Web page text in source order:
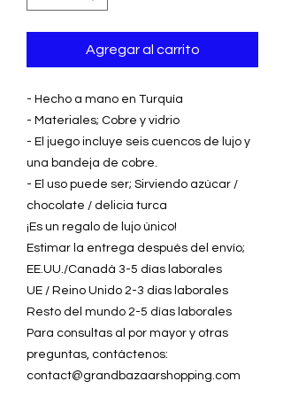
Agregar al carrito
- Hecho a mano en Turquía
- Materiales; Cobre y vidrio
- El juego incluye seis cuencos de lujo y
una bandeja de cobre.
- El uso puede ser; Sirviendo azúcar /
chocolate / delicia turca
¡Es un regalo de lujo único!
Estimar la entrega después del envío;
EE.UU./Canadá 3-5 días laborales
UE / Reino Unido 2-3 días laborales
Resto del mundo 2-5 días laborales
Para consultas al por mayor y otras
preguntas, contáctenos:
contact@grandbazaarshopping.com